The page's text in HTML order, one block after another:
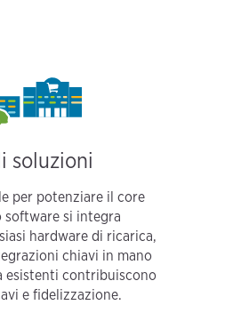
soluzioni
per potenziare il core
software si integra
hardware di ricarica,
chiavi in mano
esistenti contribuiscono
e fidelizzazione.